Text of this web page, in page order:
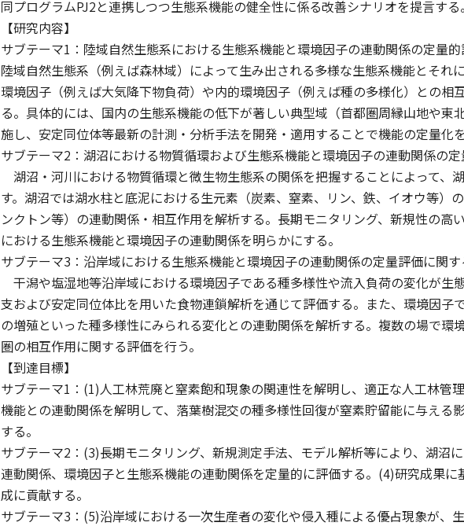
同プログラムPJ2と連携しつつ生態系機能の健全性に係る改善シナリオを提言する。
【研究内容】
サブテーマ1：陸域自然生態系における生態系機能と環境因子の連動関係の定量
陸域自然生態系（例えば森林域）によって生み出される多様な生態系機能とそれ
環境因子（例えば大気降下物負荷）や内的環境因子（例えば種の多様化）との相
る。具体的には、国内の生態系機能の低下が著しい典型域（首都圏周縁山地や東
施し、安定同位体等最新の計測・分析手法を開発・適用することで機能の定量化を
サブテーマ2：湖沼における物質循環および生態系機能と環境因子の連動関係の
湖沼・河川における物質循環と微生物生態系の関係を把握することによって、
す。湖沼では湖水柱と底泥における生元素（炭素、窒素、リン、鉄、イオウ等）
ンクトン等）の連動関係・相互作用を解析する。長期モニタリング、新規性の高
における生態系機能と環境因子の連動関係を明らかにする。
サブテーマ3：沿岸域における生態系機能と環境因子の連動関係の定量評価に関
干潟や塩湿地等沿岸域における環境因子である種多様性や流入負荷の変化が生
支および安定同位体比を用いた食物連鎖解析を通じて評価する。また、環境因子
の増殖といった種多様性にみられる変化との連動関係を解析する。複数の場で環
圏の相互作用に関する評価を行う。
【到達目標】
サブテーマ1：(1)人工林荒廃と窒素飽和現象の関連性を解明し、適正な人工林管
機能との連動関係を解明して、落葉樹混交の種多様性回復が窒素貯留能に与える
する。
サブテーマ2：(3)長期モニタリング、新規測定手法、モデル解析等により、湖沼
連動関係、環境因子と生態系機能の連動関係を定量的に評価する。(4)研究成果
成に貢献する。
サブテーマ3：(5)沿岸域における一次生産者の変化や侵入種による優占現象が、